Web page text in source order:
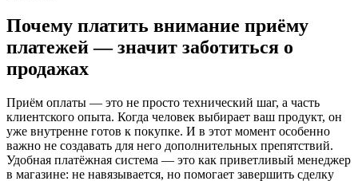
Почему платить внимание приёму
платежей — значит заботиться о
продажах
Приём оплаты — это не просто технический шаг, а часть
клиентского опыта. Когда человек выбирает ваш продукт, он
уже внутренне готов к покупке. И в этот момент особенно
важно не создавать для него дополнительных препятствий.
Удобная платёжная система — это как приветливый менеджер
в магазине: не навязывается, но помогает завершить сделку